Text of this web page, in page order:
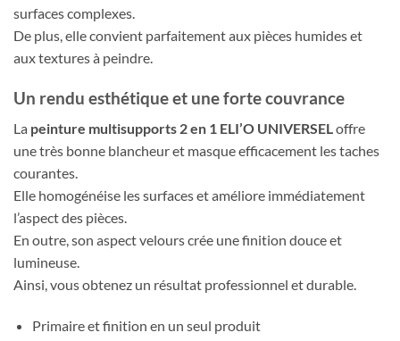
surfaces complexes.
De plus, elle convient parfaitement aux pièces humides et
aux textures à peindre.
Un rendu esthétique et une forte couvrance
La peinture multisupports 2 en 1 ELI’O UNIVERSELoffre
une très bonne blancheur et masque efficacement les taches
courantes.
Elle homogénéise les surfaces et améliore immédiatement
l’aspect des pièces.
En outre, son aspect velours crée une finition douce et
lumineuse.
Ainsi, vous obtenez un résultat professionnel et durable.
Primaire et finition en un seul produit